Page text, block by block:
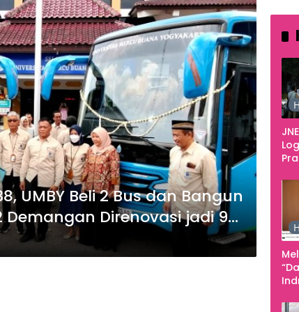
UMBY Beli 2 Bus dan Bangun
Demangan Direnovasi jadi 9